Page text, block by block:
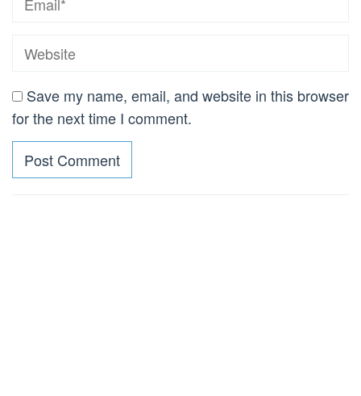
Save my name, email, and website in this browser
for the next time I comment.